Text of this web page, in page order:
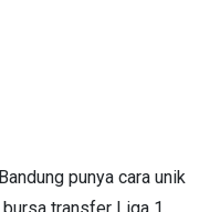
punya cara unik